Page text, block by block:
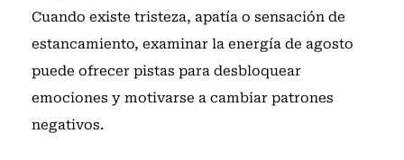
Cuando existe tristeza, apatía o sensación de
estancamiento, examinar la energía de agosto
puede ofrecer pistas para desbloquear
emociones y motivarse a cambiar patrones
negativos.